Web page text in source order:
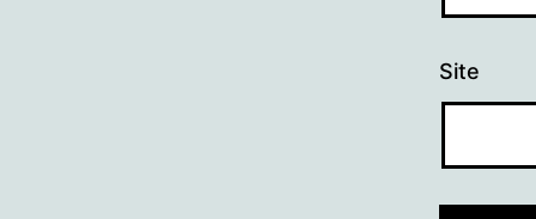
Site